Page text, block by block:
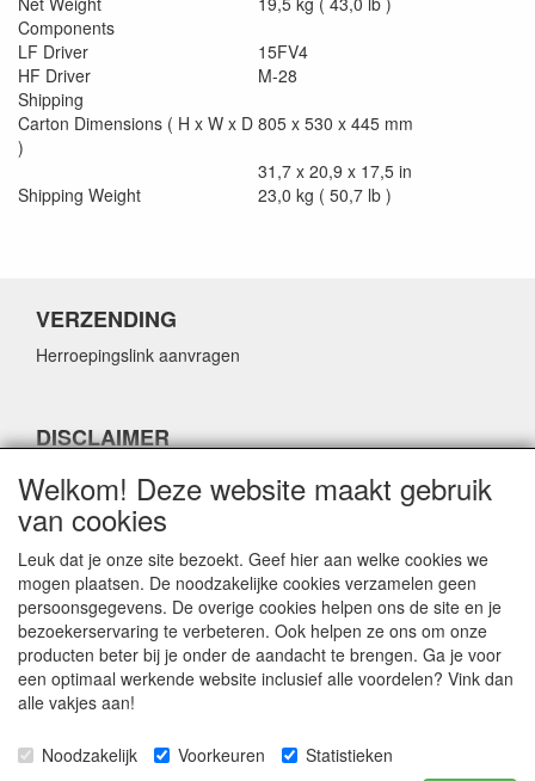
Components
LF Driver
15FV4
HF Driver
M-28
Shipping
Carton Dimensions ( H x W x D
)
805 x 530 x 445 mm
31,7 x 20,9 x 17,5 in
Shipping Weight
23,0 kg ( 50,7 lb )
VERZENDING
Herroepingslink aanvragen
DISCLAIMER
Herroepingslink aanvragen
CONTACTGEGEVENS
Fabulous Sales
Grotestraat 69C
5141 JN Waalwijk
E-mail:info@fabuloussales.nl
Welkom! Deze website maakt gebruik
van cookies
Leuk dat je onze site bezoekt. Geef hier aan welke cookies we
mogen plaatsen. De noodzakelijke cookies verzamelen geen
persoonsgegevens. De overige cookies helpen ons de site en je
bezoekerservaring te verbeteren. Ook helpen ze ons om onze
producten beter bij je onder de aandacht te brengen. Ga je voor
een optimaal werkende website inclusief alle voordelen? Vink dan
alle vakjes aan!
Noodzakelijk Voorkeuren
Statistieken